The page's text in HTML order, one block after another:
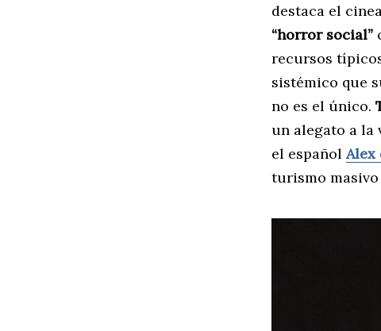
destaca el
“horror social”
recursos
sistémico que
no es el único.
un alegato a la
el español Alex
turismo